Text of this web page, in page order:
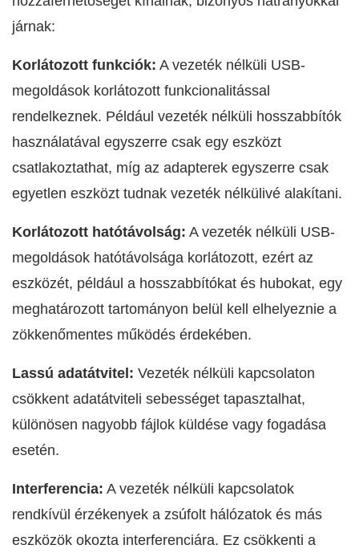
járnak:
Korlátozott funkciók: A vezeték nélküli USB-
megoldások korlátozott funkcionalitással
rendelkeznek. Például vezeték nélküli hosszabbítók
használatával egyszerre csak egy eszközt
csatlakoztathat, míg az adapterek egyszerre csak
egyetlen eszközt tudnak vezeték nélkülivé alakítani.
Korlátozott hatótávolság: A vezeték nélküli USB-
megoldások hatótávolsága korlátozott, ezért az
eszközét, például a hosszabbítókat és hubokat, egy
meghatározott tartományon belül kell elhelyeznie a
zökkenőmentes működés érdekében.
Lassú adatátvitel: Vezeték nélküli kapcsolaton
csökkent adatátviteli sebességet tapasztalhat,
különösen nagyobb fájlok küldése vagy fogadása
esetén.
Interferencia: A vezeték nélküli kapcsolatok
rendkívül érzékenyek a zsúfolt hálózatok és más
eszközök okozta interferenciára. Ez csökkenti a